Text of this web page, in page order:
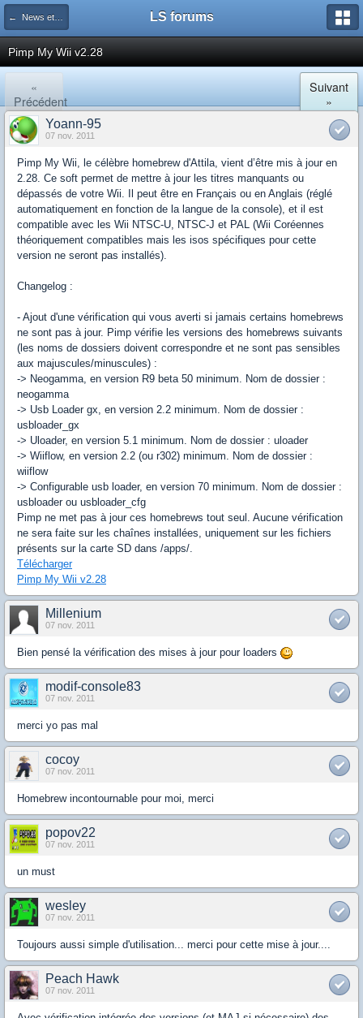
← News et actualités postées sur LS LS forums
Pimp My Wii v2.28
«
Précédent
Suivant
»
Yoann-95
07 nov. 2011
Pimp My Wii, le célèbre homebrew d'Attila, vient d’être mis à jour en
2.28. Ce soft permet de mettre à jour les titres manquants ou
dépassés de votre Wii. Il peut être en Français ou en Anglais (réglé
automatiquement en fonction de la langue de la console), et il est
compatible avec les Wii NTSC-U, NTSC-J et PAL (Wii Coréennes
théoriquement compatibles mais les isos spécifiques pour cette
version ne seront pas installés).
Changelog :
- Ajout d'une vérification qui vous averti si jamais certains homebrews
ne sont pas à jour. Pimp vérifie les versions des homebrews suivants
(les noms de dossiers doivent correspondre et ne sont pas sensibles
aux majuscules/minuscules) :
-> Neogamma, en version R9 beta 50 minimum. Nom de dossier :
neogamma
-> Usb Loader gx, en version 2.2 minimum. Nom de dossier :
usbloader_gx
-> Uloader, en version 5.1 minimum. Nom de dossier : uloader
-> Wiiflow, en version 2.2 (ou r302) minimum. Nom de dossier :
wiiflow
-> Configurable usb loader, en version 70 minimum. Nom de dossier :
usbloader ou usbloader_cfg
Pimp ne met pas à jour ces homebrews tout seul. Aucune vérification
ne sera faite sur les chaînes installées, uniquement sur les fichiers
présents sur la carte SD dans /apps/.
Télécharger
Pimp My Wii v2.28
Millenium
07 nov. 2011
Bien pensé la vérification des mises à jour pour loaders
modif-console83
07 nov. 2011
merci yo pas mal
cocoy
07 nov. 2011
Homebrew incontournable pour moi, merci
popov22
07 nov. 2011
un must
wesley
07 nov. 2011
Toujours aussi simple d'utilisation... merci pour cette mise à jour....
Peach Hawk
07 nov. 2011